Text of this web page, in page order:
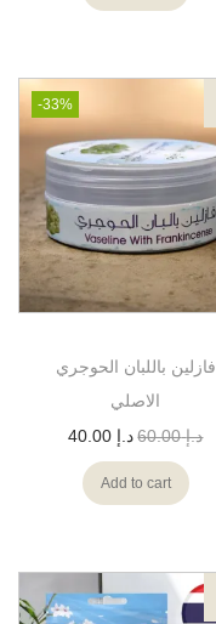
-33%
فازلين باللبان الحوجري
الاصلي
د.إ60.00 د.إ
Add to cart